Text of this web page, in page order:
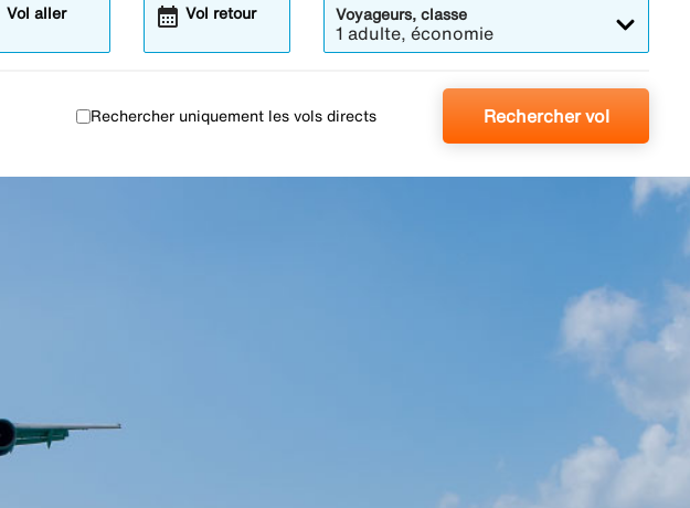
Vol aller Vol retour
calendar_month Voyageurs, classe
1 adulte, économie
Rechercher uniquement les vols directs Rechercher vol